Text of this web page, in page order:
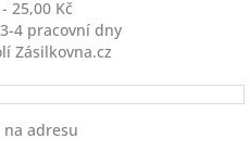
25,00 Kč
4 pracovní dny
Zásilkovna.cz
adresu